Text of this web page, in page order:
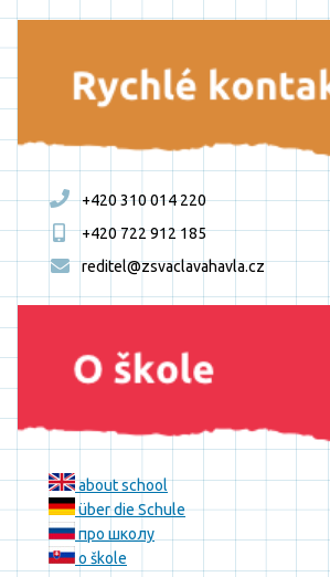
+420 310 014 220
+420 722 912 185
reditel@zsvaclavahavla.cz
about school
über die Schule
про школу
o škole